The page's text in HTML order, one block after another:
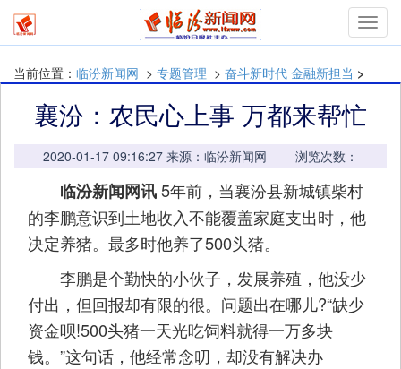
当前位置： 临汾新闻网 > 专题管理 > 奋斗新时代 金融新担当 >
襄汾：农民心上事 万都来帮忙
2020-01-17 09:16:27 来源：临汾新闻网 浏览次数：
临汾新闻网讯5年前，当襄汾县新城镇柴村
的李鹏意识到土地收入不能覆盖家庭支出时，他
决定养猪。最多时他养了500头猪。
李鹏是个勤快的小伙子，发展养殖，他没少
付出，但回报却有限的很。问题出在哪儿?“缺少
资金呗!500头猪一天光吃饲料就得一万多块
钱。”这句话，他经常念叨，却没有解决办